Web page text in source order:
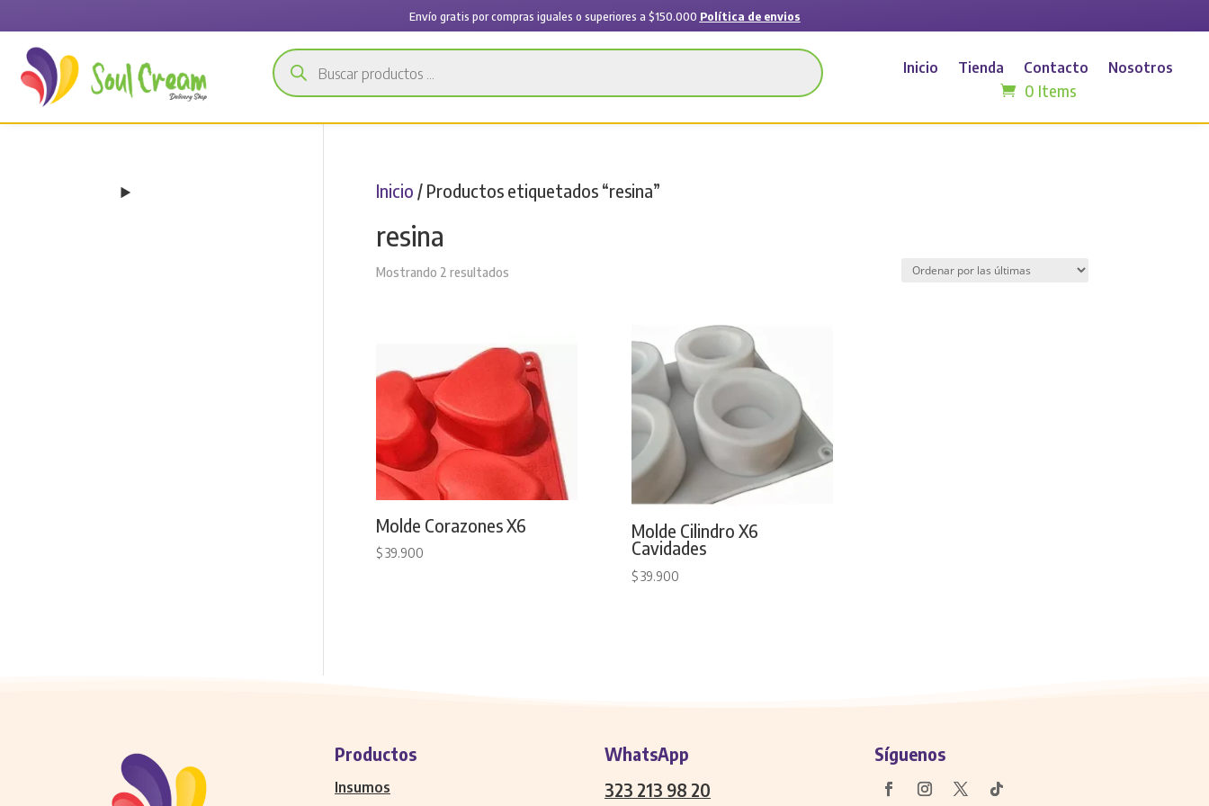
Envío gratis por compras iguales o superiores a $150.000 Política de envios
Búsqueda
de
productos
Inicio Tienda Contacto Nosotros
0 Items
Inicio / Productos etiquetados “resina”
resina
Mostrando 2 resultadosSorted
Molde Corazones X6
$39.900
Molde Cilindro X6
Cavidades
$39.900
Productos
Insumos
WhatsApp
323 213 98 20
Síguenos